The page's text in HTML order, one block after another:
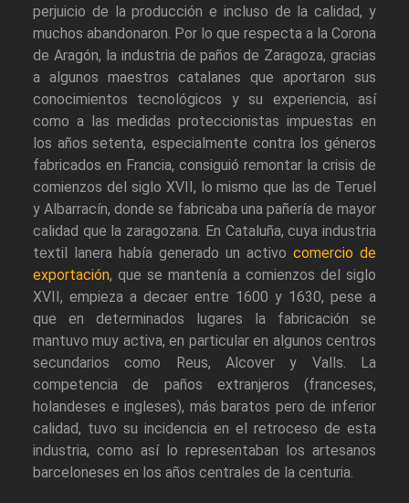
perjuicio de la producción e incluso de la calidad, y
muchos abandonaron. Por lo que respecta a la Corona
de Aragón, la industria de paños de Zaragoza, gracias
a algunos maestros catalanes que aportaron sus
conocimientos tecnológicos y su experiencia, así
como a las medidas proteccionistas impuestas en
los años setenta, especialmente contra los géneros
fabricados en Francia, consiguió remontar la crisis de
comienzos del siglo XVII, lo mismo que las de Teruel
y Albarracín, donde se fabricaba una pañería de mayor
calidad que la zaragozana. En Cataluña, cuya industria
textil lanera había generado un activo comercio de
exportación, que se mantenía a comienzos del siglo
XVII, empieza a decaer entre 1600 y 1630, pese a
que en determinados lugares la fabricación se
mantuvo muy activa, en particular en algunos centros
secundarios como Reus, Alcover y Valls. La
competencia de paños extranjeros (franceses,
holandeses e ingleses), más baratos pero de inferior
calidad, tuvo su incidencia en el retroceso de esta
industria, como así lo representaban los artesanos
barceloneses en los años centrales de la centuria.